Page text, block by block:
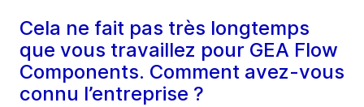
Cela ne fait pas très longtemps
que vous travaillez pour GEA Flow
Components. Comment avez-vous
connu l’entreprise ?